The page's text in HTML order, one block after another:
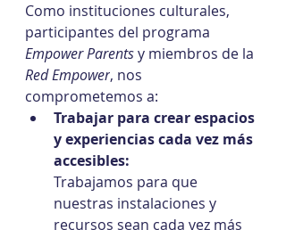
Como instituciones culturales,
participantes del programa
Empower Parents y miembros de la
Red Empower, nos
comprometemos a:
Trabajar para crear espacios
y experiencias cada vez más
accesibles:
Trabajamos para que
nuestras instalaciones y
recursos sean cada vez más